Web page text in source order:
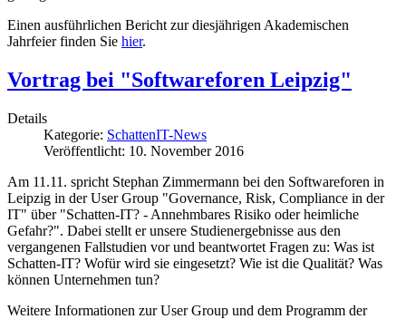
Einen ausführlichen Bericht zur diesjährigen Akademischen
Jahrfeier finden Sie hier.
Vortrag bei "Softwareforen Leipzig"
Details
Kategorie: SchattenIT-News
Veröffentlicht: 10. November 2016
Am 11.11. spricht Stephan Zimmermann bei den Softwareforen in
Leipzig in der User Group "Governance, Risk, Compliance in der
IT" über "Schatten-IT? - Annehmbares Risiko oder heimliche
Gefahr?". Dabei stellt er unsere Studienergebnisse aus den
vergangenen Fallstudien vor und beantwortet Fragen zu: Was ist
Schatten-IT? Wofür wird sie eingesetzt? Wie ist die Qualität? Was
können Unternehmen tun?
Weitere Informationen zur User Group und dem Programm der